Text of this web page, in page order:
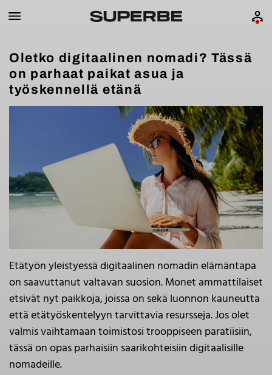
Oletko digitaalinen nomadi? Tässä
on parhaat paikat asua ja
työskennellä etänä
Etätyön yleistyessä digitaalinen nomadin elämäntapa
on saavuttanut valtavan suosion. Monet ammattilaiset
etsivät nyt paikkoja, joissa on sekä luonnon kauneutta
että etätyöskentelyyn tarvittavia resursseja. Jos olet
valmis vaihtamaan toimistosi trooppiseen paratiisiin,
tässä on opas parhaisiin saarikohteisiin digitaalisille
nomadeille.